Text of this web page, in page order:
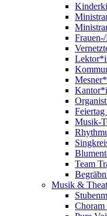
Musik-
Team
Musik &